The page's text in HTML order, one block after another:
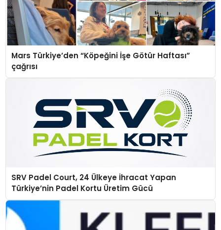
Mars Türkiye’den “Köpeğini İşe Götür Haftası”
çağrısı
SRV Padel Court, 24 Ülkeye İhracat Yapan
Türkiye’nin Padel Kortu Üretim Gücü